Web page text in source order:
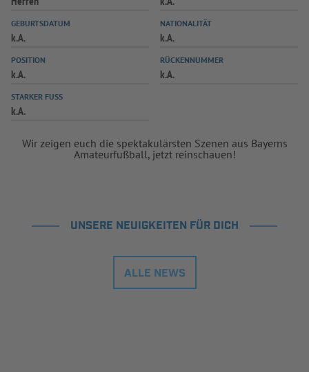
GEBURTSDATUM
k.A.
NATIONALITÄT
k.A.
POSITION
k.A.
RÜCKENNUMMER
k.A.
STARKER FUSS
k.A.
Wir zeigen euch die spektakulärsten Szenen aus Bayerns
Amateurfußball, jetzt reinschauen!
UNSERE NEUIGKEITEN FÜR DICH
ALLE NEWS